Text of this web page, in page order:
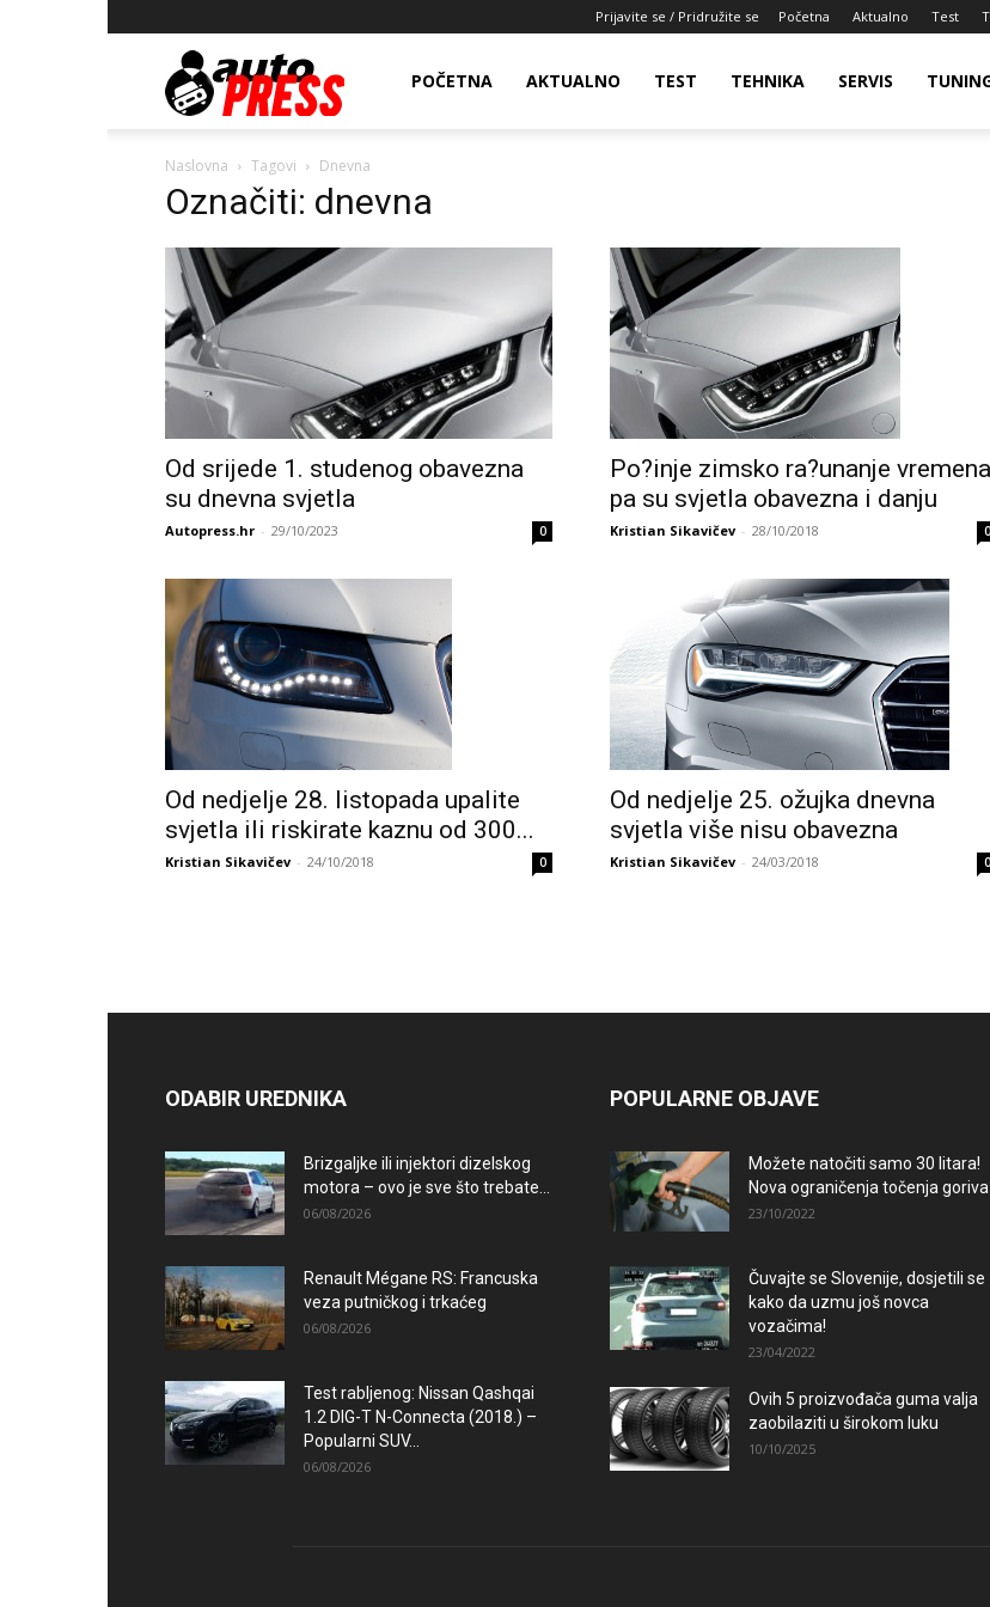
Prijavite se / Pridružite se Početna Aktualno Test
AutopressHRPOČETNA AKTUALNO TEST TEHNIKA SERVIS
Naslovna Tagovi Dnevna
Označiti: dnevna
Od srijede 1. studenog obavezna
su dnevna svjetla
Autopress.hr - 29/10/2023 0
Po?inje zimsko ra?unanje vremena
pa su svjetla obavezna i danju
Kristian Sikavičev - 28/10/2018 0
Od nedjelje 28. listopada upalite
svjetla ili riskirate kaznu od 300...
Kristian Sikavičev - 24/10/2018 0
Od nedjelje 25. ožujka dnevna
svjetla više nisu obavezna
Kristian Sikavičev - 24/03/2018 0
ODABIR UREDNIKA
Brizgaljke ili injektori dizelskog
motora – ovo je sve što trebate...
06/08/2026
Renault Mégane RS: Francuska
veza putničkog i trkaćeg
06/08/2026
Test rabljenog: Nissan Qashqai
1.2 DIG-T N-Connecta (2018.) –
Popularni SUV...
06/08/2026
POPULARNE OBJAVE
Možete natočiti samo 30 litara!
Nova ograničenja točenja
23/10/2022
Čuvajte se Slovenije, dosjetili se
kako da uzmu još novca
vozačima!
23/04/2022
Ovih 5 proizvođača guma valja
zaobilaziti u širokom luku
10/10/2025